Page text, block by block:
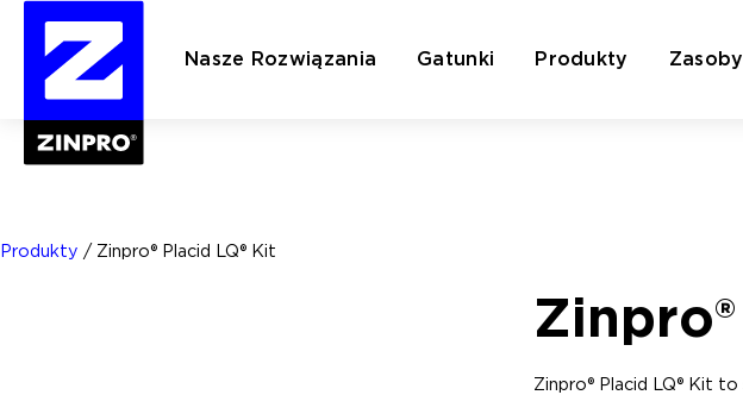
Nasze Rozwiązania Gatunki Produkty Zasoby
Produkty / Zinpro® Placid LQ® Kit
Zinpro® Placid LQ® Kit